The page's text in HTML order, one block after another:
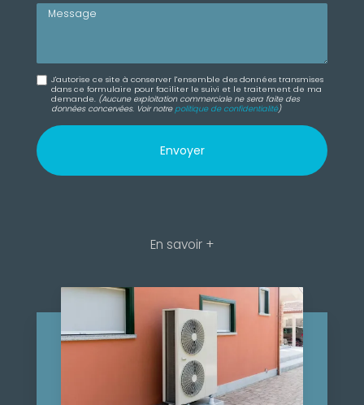
Message
J'autorise ce site à conserver l'ensemble des données transmises
dans ce formulaire pour faciliter le suivi et le traitement de ma
demande. (Aucune exploitation commerciale ne sera faite des
données concervées. Voir notre politique de confidentialité)
En savoir +